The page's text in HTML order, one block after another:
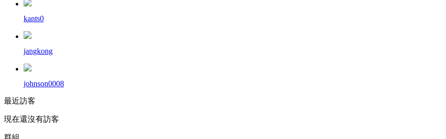
kants0
jangkong
johnson0008
最近訪客
現在還沒有訪客
群組